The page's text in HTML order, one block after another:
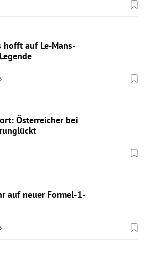
hofft auf Le-Mans-
Österreicher bei
auf neuer Formel-1-